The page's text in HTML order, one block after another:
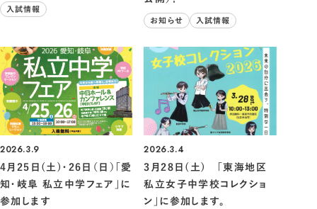
入試情報
お知らせ 入試情報
2026.3.9
4月25日(土)・26日（日）「愛
知・岐阜 私立中学フェア」に
参加します
2026.3.4
3月28日(土) 「東海地区
私立女子中学校コレクショ
ン」に参加します。